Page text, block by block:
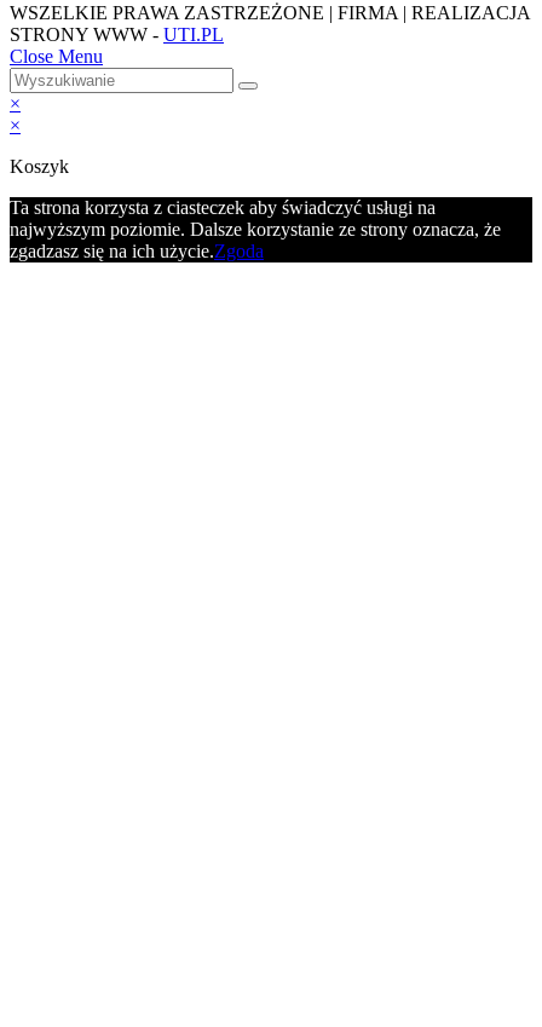
WSZELKIE PRAWA ZASTRZEŻONE | FIRMA | REALIZACJA
STRONY WWW - UTI.PL
Close Menu
×
×
Koszyk
Ta strona korzysta z ciasteczek aby świadczyć usługi na
najwyższym poziomie. Dalsze korzystanie ze strony oznacza, że
zgadzasz się na ich użycie.Zgoda